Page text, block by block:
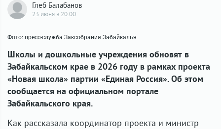
Глеб Балабанов
23 июня в 20:00
Фото: пресс-служба Заксобрания Забайкалья
Школы и дошкольные учреждения обновят в
Забайкальском крае в 2026 году в рамках проекта
«Новая школа» партии «Единая Россия». Об этом
сообщается на официальном портале
Забайкальского края.
Как рассказала координатор проекта и министр